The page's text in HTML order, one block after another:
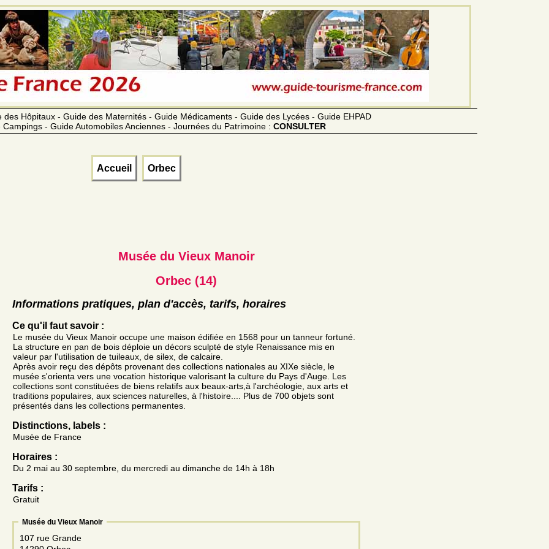
Hôpitaux - Guide des Maternités - Guide Médicaments - Guide des Lycées - Guide EHPAD
- Guide Automobiles Anciennes - Journées du Patrimoine : CONSULTER
Accueil Orbec
Musée du Vieux Manoir
Orbec (14)
Informations pratiques, plan d'accès, tarifs, horaires
Ce qu'il faut savoir :
Le musée du Vieux Manoir occupe une maison édifiée en 1568 pour un tanneur fortuné.
La structure en pan de bois déploie un décors sculpté de style Renaissance mis en
valeur par l'utilisation de tuileaux, de silex, de calcaire.
Après avoir reçu des dépôts provenant des collections nationales au XIXe siècle, le
musée s'orienta vers une vocation historique valorisant la culture du Pays d'Auge. Les
collections sont constituées de biens relatifs aux beaux-arts,à l'archéologie, aux arts et
traditions populaires, aux sciences naturelles, à l'histoire.... Plus de 700 objets sont
présentés dans les collections permanentes.
Distinctions, labels :
Musée de France
Horaires :
Du 2 mai au 30 septembre, du mercredi au dimanche de 14h à 18h
Tarifs :
Gratuit
Musée du Vieux Manoir
107 rue Grande